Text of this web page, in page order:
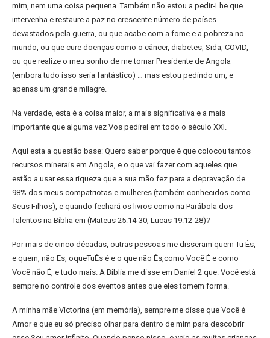
mim, nem uma coisa pequena. Também não estou a pedir-Lhe que
intervenha e restaure a paz no crescente número de países
devastados pela guerra, ou que acabe com a fome e a pobreza no
mundo, ou que cure doenças como o câncer, diabetes, Sida, COVID,
ou que realize o meu sonho de me tornar Presidente de Angola
(embora tudo isso seria fantástico) … mas estou pedindo um, e
apenas um grande milagre.
Na verdade, esta é a coisa maior, a mais significativa e a mais
importante que alguma vez Vos pedirei em todo o século XXI.
Aqui esta a questão base: Quero saber porque é que colocou tantos
recursos minerais em Angola, e o que vai fazer com aqueles que
estão a usar essa riqueza que a sua mão fez para a depravação de
98% dos meus compatriotas e mulheres (também conhecidos como
Seus Filhos), e quando fechará os livros como na Parábola dos
Talentos na Bíblia em (Mateus 25:14-30; Lucas 19:12-28)?
Por mais de cinco décadas, outras pessoas me disseram quem Tu És,
e quem, não Es, oqueTuÉs é e o que não És,como Você É e como
Você não É, e tudo mais. A Bíblia me disse em Daniel 2 que. Você está
sempre no controle dos eventos antes que eles tomem forma.
A minha mãe Victorina (em memória), sempre me disse que Você é
Amor e que eu só preciso olhar para dentro de mim para descobrir